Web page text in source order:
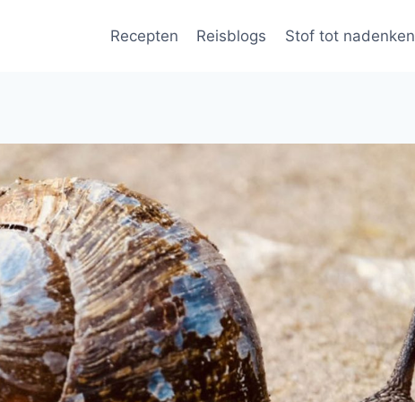
Recepten Reisblogs Stof tot nadenken